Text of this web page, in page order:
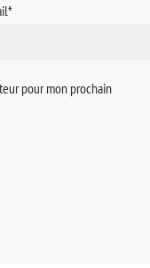
*
pour mon prochain